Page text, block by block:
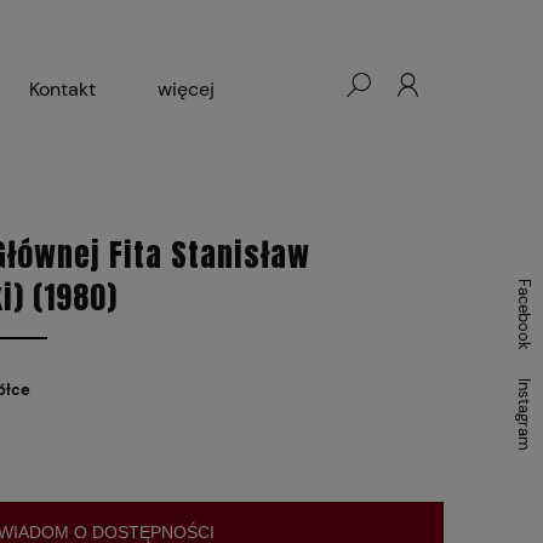
Kontakt więcej
Fita Stanisław
(1980)
O DOSTĘPNOŚCI
Facebook
Instagram